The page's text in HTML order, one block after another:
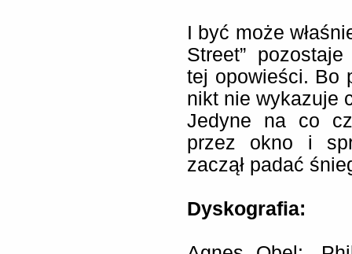
I być może
Street”
tej opowieści. Bo
nikt nie wykazuje
Jedyne na co
przez okno i
zaczął padać
Dyskografia: